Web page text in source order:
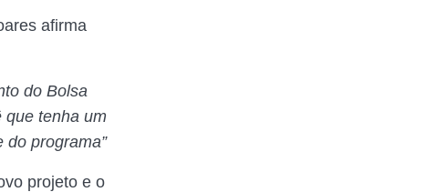
afirma
do Bolsa
que tenha um
programa”
projeto e o